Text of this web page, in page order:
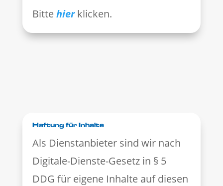
Bittehierklicken.
Haftung für Inhalte
Als Dienstanbieter sind wir nach
Digitale-Dienste-Gesetz in § 5
DDG für eigene Inhalte auf diesen